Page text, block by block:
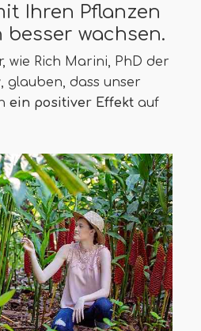
Ihren Pflanzen
besser wachsen.
wie Rich Marini, PhD der
glauben, dass unser
ein positiver Effekt auf